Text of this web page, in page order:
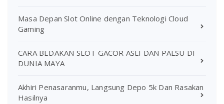
Masa Depan Slot Online dengan Teknologi Cloud
Gaming
CARA BEDAKAN SLOT GACOR ASLI DAN PALSU DI
DUNIA MAYA
Akhiri Penasaranmu, Langsung Depo 5k Dan Rasakan
Hasilnya